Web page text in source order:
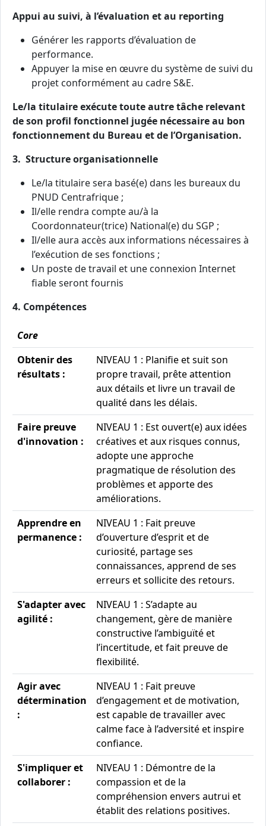
Appui au suivi, à l’évaluation et au reporting
Générer les rapports d’évaluation de
performance.
Appuyer la mise en œuvre du système de suivi du
projet conformément au cadre S&E.
Le/la titulaire exécute toute autre tâche relevant
de son profil fonctionnel jugée nécessaire au bon
fonctionnement du Bureau et de l’Organisation.
3. Structure organisationnelle
Le/la titulaire sera basé(e) dans les bureaux du
PNUD Centrafrique ;
Il/elle rendra compte au/à la
Coordonnateur(trice) National(e) du SGP ;
Il/elle aura accès aux informations nécessaires à
l’exécution de ses fonctions ;
Un poste de travail et une connexion Internet
fiable seront fournis
4. Compétences
Core
Obtenir des
résultats :
NIVEAU 1 : Planifie et suit son
propre travail, prête attention
aux détails et livre un travail de
qualité dans les délais.
Faire preuve
d'innovation :
NIVEAU 1 : Est ouvert(e) aux idées
créatives et aux risques connus,
adopte une approche
pragmatique de résolution des
problèmes et apporte des
améliorations.
Apprendre en
permanence :
NIVEAU 1 : Fait preuve
d’ouverture d’esprit et de
curiosité, partage ses
connaissances, apprend de ses
erreurs et sollicite des retours.
S'adapter avec
agilité :
NIVEAU 1 : S’adapte au
changement, gère de manière
constructive l’ambiguïté et
l’incertitude, et fait preuve de
flexibilité.
Agir avec
détermination
:
NIVEAU 1 : Fait preuve
d’engagement et de motivation,
est capable de travailler avec
calme face à l’adversité et inspire
confiance.
S'impliquer et
collaborer :
NIVEAU 1 : Démontre de la
compassion et de la
compréhension envers autrui et
établit des relations positives.